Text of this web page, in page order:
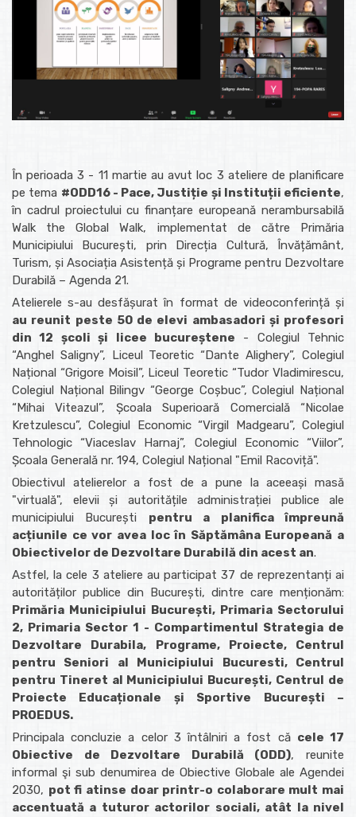
În perioada 3 - 11 martie au avut loc 3 ateliere de planificare
pe tema #ODD16 - Pace, Justiție și Instituții eficiente,
în cadrul proiectului cu finanțare europeană nerambursabilă
Walk the Global Walk, implementat de către Primăria
Municipiului București, prin Direcția Cultură, Învățământ,
Turism, și Asociația Asistență și Programe pentru Dezvoltare
Durabilă – Agenda 21.
Atelierele s-au desfășurat în format de videoconferință și
au reunit peste 50 de elevi ambasadori și profesori
din 12 școli și licee bucureștene - Colegiul Tehnic
“Anghel Saligny”, Liceul Teoretic “Dante Alighery”, Colegiul
Național “Grigore Moisil”, Liceul Teoretic “Tudor Vladimirescu,
Colegiul Național Bilingv “George Coșbuc”, Colegiul Național
“Mihai Viteazul”, Școala Superioară Comercială “Nicolae
Kretzulescu”, Colegiul Economic “Virgil Madgearu”, Colegiul
Tehnologic “Viaceslav Harnaj”, Colegiul Economic “Viilor”,
Școala Generală nr. 194, Colegiul Național "Emil Racoviță".
Obiectivul atelierelor a fost de a pune la aceeași masă
"virtuală", elevii și autoritățile administrației publice ale
municipiului București pentru a planifica împreună
acțiunile ce vor avea loc în Săptămâna Europeană a
Obiectivelor de Dezvoltare Durabilă din acest an.
Astfel, la cele 3 ateliere au participat 37 de reprezentanți ai
autorităților publice din București, dintre care menționăm:
Primăria Municipiului București, Primaria Sectorului
2, Primaria Sector 1 - Compartimentul Strategia de
Dezvoltare Durabila, Programe, Proiecte, Centrul
pentru Seniori al Municipiului Bucuresti, Centrul
pentru Tineret al Municipiului București, Centrul de
Proiecte Educaționale și Sportive București –
PROEDUS.
Principala concluzie a celor 3 întâlniri a fost că cele 17
Obiective de Dezvoltare Durabilă (ODD), reunite
informal şi sub denumirea de Obiective Globale ale Agendei
2030, pot fi atinse doar printr-o colaborare mult mai
accentuată a tuturor actorilor sociali, atât la nivel